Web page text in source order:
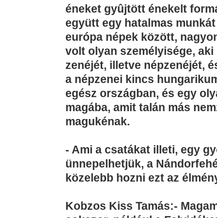
éneket gyûjtött énekelt
együtt egy hatalmas
európa népek között,
volt olyan személyisége,
zenéjét, illetve népzenéjét,
a népzenei kincs
egész országban, és egy
magába, amit talán más
magukénak.
- Ami a csatákat illeti, egy
ünnepelhetjük, a
közelebb hozni ezt az
Kobzos Kiss Tamás:-